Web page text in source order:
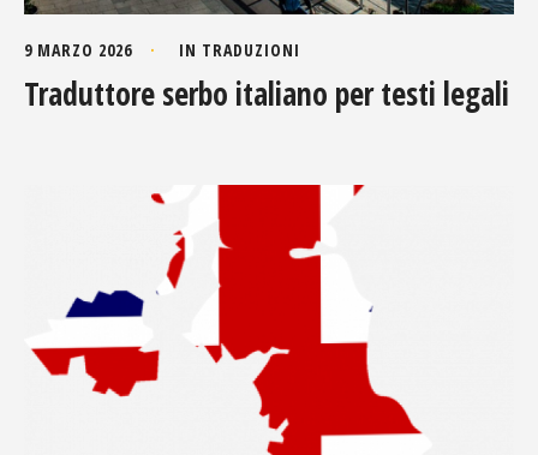
9 MARZO 2026 IN TRADUZIONI
Traduttore serbo italiano per testi legali